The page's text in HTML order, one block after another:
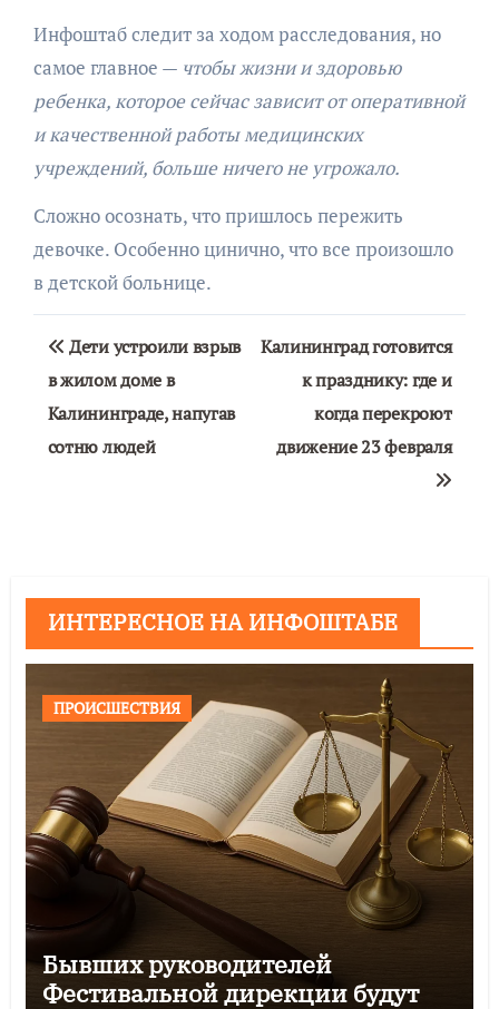
Инфоштаб следит за ходом расследования, но
самое главное — чтобы жизни и здоровью
ребенка, которое сейчас зависит от оперативной
и качественной работы медицинских
учреждений, больше ничего не угрожало.
Сложно осознать, что пришлось пережить
девочке. Особенно цинично, что все произошло
в детской больнице.
Навигация
по
записям
Дети устроили взрыв
в жилом доме в
Калининграде, напугав
сотню людей
Калининград готовится
к празднику: где и
когда перекроют
движение 23 февраля
ИНТЕРЕСНОЕ НА ИНФОШТАБЕ
ПРОИСШЕСТВИЯ
Бывших руководителей
Фестивальной дирекции будут